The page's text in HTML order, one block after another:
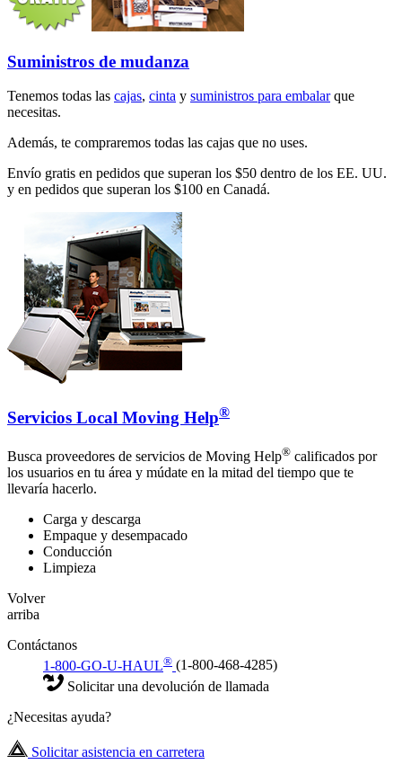
Suministros de mudanza
Tenemos todas las cajas, cinta y suministros para embalarque
necesitas.
Además, te compraremos todas las cajas que no uses.
Envío gratis en pedidos que superan los $50 dentro de los EE. UU.
y en pedidos que superan los $100 en Canadá.
Servicios Local Moving Help®
Busca proveedores de servicios de Moving Help® calificados por
los usuarios en tu área y múdate en la mitad del tiempo que te
llevaría hacerlo.
Carga y descarga
Empaque y desempacado
Conducción
Limpieza
Volver
arriba
Contáctanos
1-800-GO-U-HAUL® (1-800-468-4285)
Solicitar una devolución de llamada
¿Necesitas ayuda?
Solicitar asistencia en carretera